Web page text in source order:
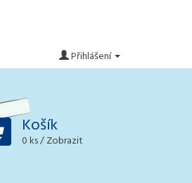
Přihlášení
Košík
0 ks/ Zobrazit